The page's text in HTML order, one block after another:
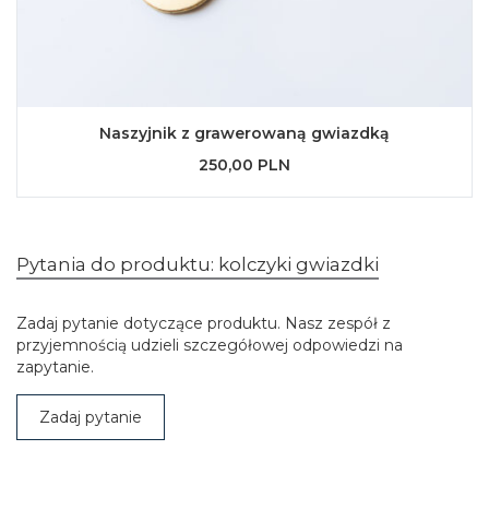
Naszyjnik z grawerowaną gwiazdką
250,00 PLN
Pytania do produktu: kolczyki gwiazdki
Zadaj pytanie dotyczące produktu. Nasz zespół z
przyjemnością udzieli szczegółowej odpowiedzi na
zapytanie.
Zadaj pytanie